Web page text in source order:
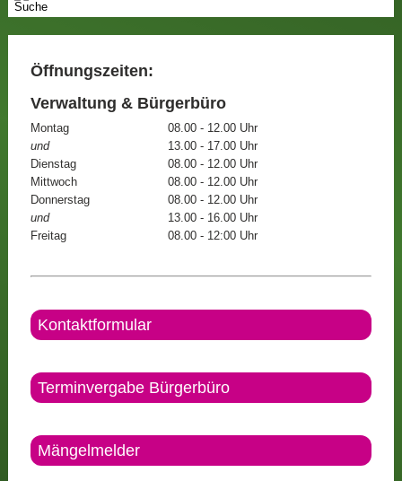
Öffnungszeiten:
Verwaltung & Bürgerbüro
Montag
08.00 - 12.00 Uhr
und
13.00 - 17.00 Uhr
Dienstag
08.00 - 12.00 Uhr
Mittwoch
08.00 - 12.00 Uhr
Donnerstag
08.00 - 12.00 Uhr
und
13.00 - 16.00 Uhr
Freitag
08.00 - 12:00 Uhr
Kontaktformular
Terminvergabe Bürgerbüro
Mängelmelder